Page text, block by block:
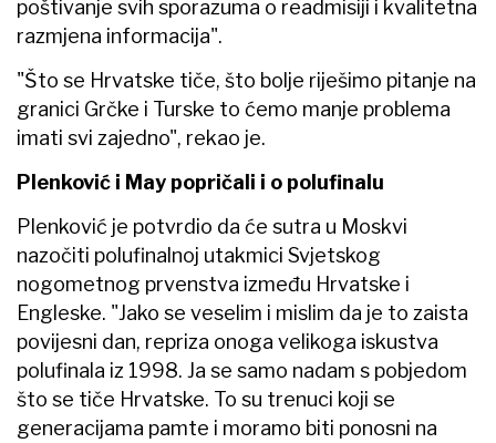
poštivanje svih sporazuma o readmisiji i kvalitetna
razmjena informacija".
"Što se Hrvatske tiče, što bolje riješimo pitanje na
granici Grčke i Turske to ćemo manje problema
imati svi zajedno", rekao je.
Plenković i May popričali i o polufinalu
Plenković je potvrdio da će sutra u Moskvi
nazočiti polufinalnoj utakmici Svjetskog
nogometnog prvenstva između Hrvatske i
Engleske. "Jako se veselim i mislim da je to zaista
povijesni dan, repriza onoga velikoga iskustva
polufinala iz 1998. Ja se samo nadam s pobjedom
što se tiče Hrvatske. To su trenuci koji se
generacijama pamte i moramo biti ponosni na